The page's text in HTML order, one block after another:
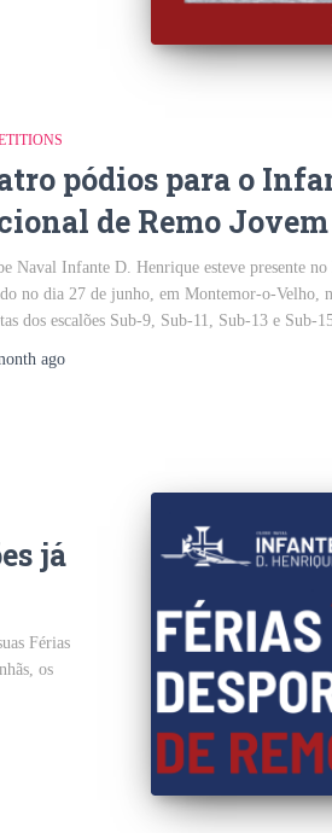
pódios para o
de Remo Jovem
Naval Infante D. Henrique esteve presente
no dia 27 de junho, em Montemor-o-Velho,
dos escalões Sub-9, Sub-11, Sub-13 e Sub-
ago
já
Férias
os